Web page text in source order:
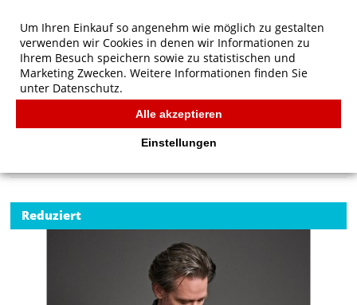
Tee Jays Luxury Stripe Stretch Polo
Reduziert
Um Ihren Einkauf so angenehm wie möglich zu gestalten
verwenden wir Cookies in denen wir Informationen zu
Ihrem Besuch speichern sowie zu statistischen und
Marketing Zwecken. Weitere Informationen finden Sie
unter Datenschutz.
Alle akzeptieren
Einstellungen